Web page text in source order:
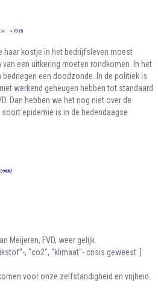
+ 7775
haar kostje in het bedrijfsleven moest
een uitkering moeten rondkomen. In het
bedriegen een doodzonde. In de politiek is
werkend geheugen hebben tot standaard
Dan hebben we het nog niet over de
epidemie is in de hedendaagse
Meijeren, FVD, weer gelijk.
, "co2", "klimaat"- crisis geweest. ]
voor onze zelfstandigheid en vrijheid.